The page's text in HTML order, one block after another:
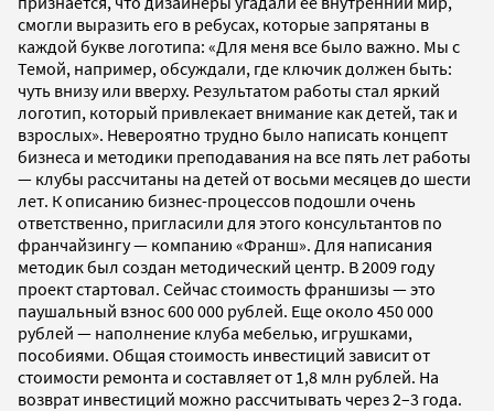
смогли выразить его в ребусах, которые запрятаны в
каждой букве логотипа: «Для меня все было важно. Мы с
Темой, например, обсуждали, где ключик должен быть:
чуть внизу или вверху. Результатом работы стал яркий
логотип, который привлекает внимание как детей, так и
взрослых». Невероятно трудно было написать концепт
бизнеса и методики преподавания на все пять лет работы
— клубы рассчитаны на детей от восьми месяцев до шести
лет. К описанию бизнес-процессов подошли очень
ответственно, пригласили для этого консультантов по
франчайзингу — компанию «Франш». Для написания
методик был создан методический центр. В 2009 году
проект стартовал. Сейчас стоимость франшизы — это
паушальный взнос 600 000 рублей. Еще около 450 000
рублей — наполнение клуба мебелью, игрушками,
пособиями. Общая стоимость инвестиций зависит от
стоимости ремонта и составляет от 1,8 млн рублей. На
возврат инвестиций можно рассчитывать через 2–3 года.